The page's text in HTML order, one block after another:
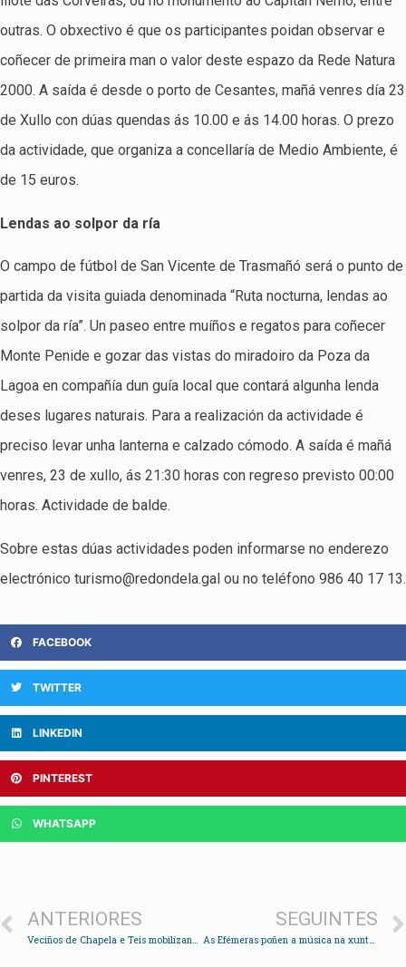
outras. O obxectivo é que os participantes poidan observar e
coñecer de primeira man o valor deste espazo da Rede Natura
2000. A saída é desde o porto de Cesantes, mañá venres día 23
de Xullo con dúas quendas ás 10.00 e ás 14.00 horas. O prezo
da actividade, que organiza a concellaría de Medio Ambiente, é
de 15 euros.
Lendas ao solpor da ría
O campo de fútbol de San Vicente de Trasmañó será o punto de
partida da visita guiada denominada “Ruta nocturna, lendas ao
solpor da ría”. Un paseo entre muíños e regatos para coñecer
Monte Penide e gozar das vistas do miradoiro da Poza da
Lagoa en compañía dun guía local que contará algunha lenda
deses lugares naturais. Para a realización da actividade é
preciso levar unha lanterna e calzado cómodo. A saída é mañá
venres, 23 de xullo, ás 21:30 horas con regreso previsto 00:00
horas. Actividade de balde.
Sobre estas dúas actividades poden informarse no enderezo
electrónico turismo@redondela.gal ou no teléfono 986 40 17 13.
FACEBOOK
TWITTER
LINKEDIN
PINTEREST
WHATSAPP
ANTERIORES
Veciños de Chapela e Teis mobilízanse para esixir a retirada das cabinas de peaxe
SEGUINTES
As Efémeras poñen a música na xuntanza de socios de Reboreda